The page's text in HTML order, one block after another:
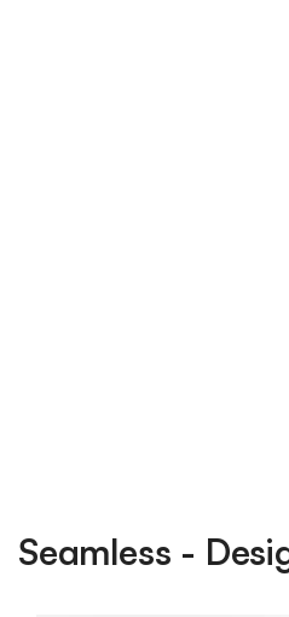
Seamless -